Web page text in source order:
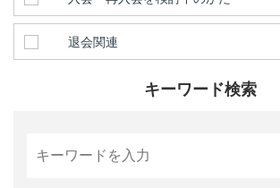
退会関連
キーワード検索